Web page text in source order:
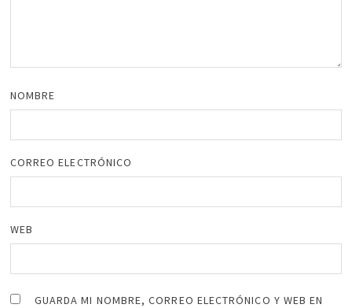
NOMBRE
CORREO ELECTRÓNICO
WEB
GUARDA MI NOMBRE, CORREO ELECTRÓNICO Y WEB EN